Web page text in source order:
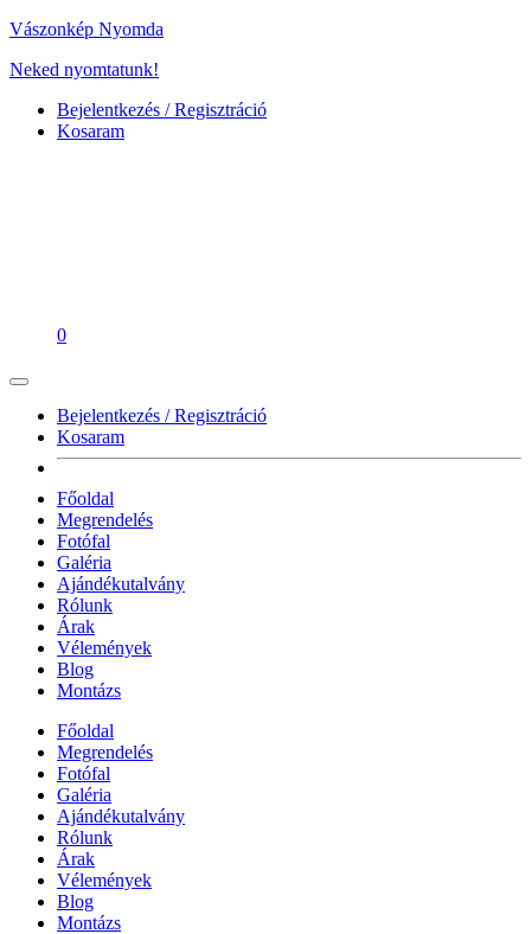
Vászonkép Nyomda
Neked nyomtatunk!
Bejelentkezés / Regisztráció
Kosaram
0
Bejelentkezés / Regisztráció
Kosaram
Főoldal
Megrendelés
Fotófal
Galéria
Ajándékutalvány
Rólunk
Árak
Vélemények
Blog
Montázs
Főoldal
Megrendelés
Fotófal
Galéria
Ajándékutalvány
Rólunk
Árak
Vélemények
Blog
Montázs